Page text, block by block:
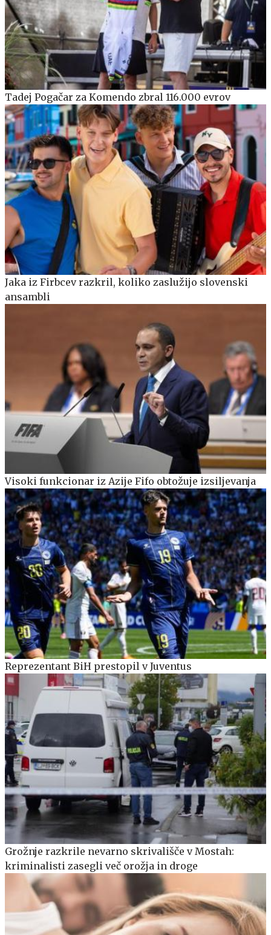
Tadej Pogačar za Komendo zbral 116.000 evrov
Jaka iz Firbcev razkril, koliko zaslužijo slovenski
ansambli
Visoki funkcionar iz Azije Fifo obtožuje izsiljevanja
Reprezentant BiH prestopil v Juventus
Grožnje razkrile nevarno skrivališče v Mostah:
kriminalisti zasegli več orožja in droge